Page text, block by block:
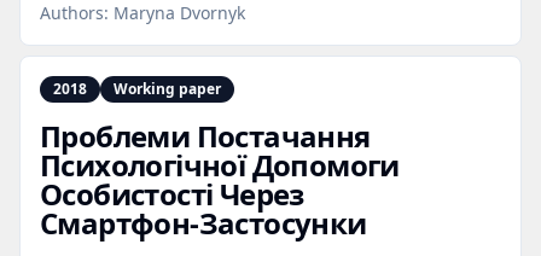
Authors: Maryna Dvornyk
2018 Working paper
Проблеми Постачання
Психологічної Допомоги
Особистості Через
Смартфон‑Застосунки